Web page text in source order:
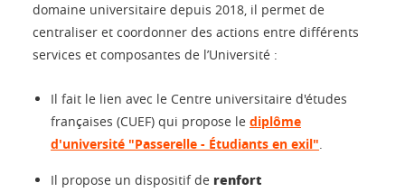
domaine universitaire depuis 2018, il permet de
centraliser et coordonner des actions entre différents
services et composantes de l’Université :
Il fait le lien avec le Centre universitaire d'études
françaises (CUEF) qui propose le diplôme
d'université "Passerelle - Étudiants en exil".
Il propose un dispositif de renfort